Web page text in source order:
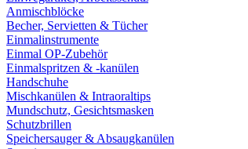
Anmischblöcke
Becher, Servietten & Tücher
Einmalinstrumente
Einmal OP-Zubehör
Einmalspritzen & -kanülen
Handschuhe
Mischkanülen & Intraoraltips
Mundschutz, Gesichtsmasken
Schutzbrillen
Speichersauger & Absaugkanülen